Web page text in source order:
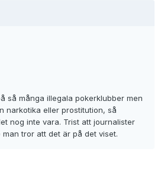
så många illegala pokerklubber men
narkotika eller prostitution, så
nog inte vara. Trist att journalister
tror att det är på det viset.